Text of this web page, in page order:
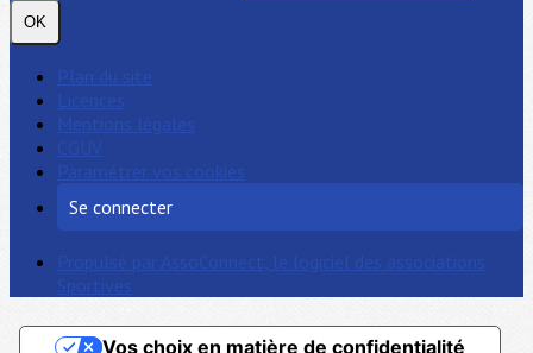
OK
Plan du site
Licences
Mentions légales
CGUV
Paramétrer vos cookies
Se connecter
Propulsé par AssoConnect, le logiciel des associations
Sportives
Vos choix en matière de confidentialité